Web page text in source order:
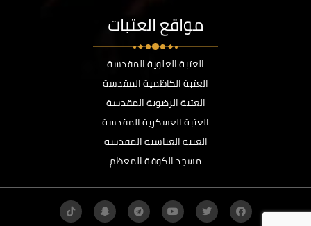
مواقع العتبات
العتبة العلوية المقدسة
العتبة الكاظمية المقدسة
العتبة الرضوية المقدسة
العتبة العسكرية المقدسة
العتبة العباسية المقدسة
مسجد الكوفة المعظم